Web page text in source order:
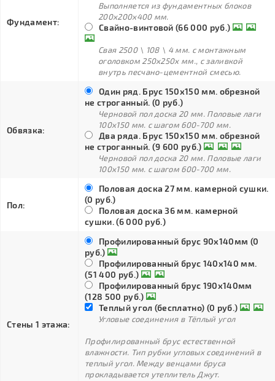
Фундамент:
Выполняется из фундаментных блоков
200х200х400 мм.
Свайно-винтовой (66 000 руб.)
Свая 2500 \ 108 \ 4 мм. с монтажным
оголовком 250х250х мм., с заливкой
внутрь песчано-цементной смесью.
Обвязка:
Один ряд. Брус 150х150 мм. обрезной
не строганный. (0 руб.)
Черновой пол доска 20 мм. Половые лаги
100х150 мм. с шагом 600-700 мм.
Два ряда. Брус 150х150 мм. обрезной
не строганный. (9 600 руб.)
Черновой пол доска 20 мм. Половые лаги
100х150 мм. с шагом 600-700 мм.
Пол:
Половая доска 27 мм. камерной сушки.
(0 руб.)
Половая доска 36 мм. камерной
сушки. (6 000 руб.)
Стены 1 этажа:
Профилированный брус 90х140мм (0
руб.)
Профилированный брус 140х140 мм.
(51 400 руб.)
Профилированный брус 190х140мм
(128 500 руб.)
Теплый угол (бесплатно) (0 руб.)
Угловые соединения в Тёплый угол
Профилированный брус естественной
влажности. Тип рубки угловых соединений в
теплый угол. Между венцами бруса
прокладывается утеплитель Джут.